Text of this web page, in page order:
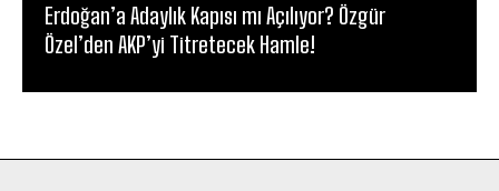
Erdoğan’a Adaylık Kapısı mı Açılıyor? Özgür
Özel’den AKP’yi Titretecek Hamle!